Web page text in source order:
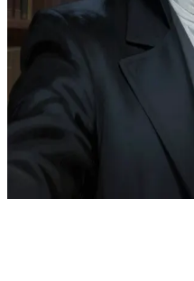
Carlisle Cullen
Zamansız ve şefkatli bir vampir,
Kadim bir vampir ve doktor
kütüphanesindeki çalışma
yüzyılların bilgeliğini seninle
hem içten bir ilgi hem de huzur